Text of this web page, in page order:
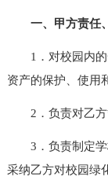
一、甲方责任
1．对校园内的
资产的保护、使用
2．负责对乙方
3．负责制定学
采纳乙方对校园绿